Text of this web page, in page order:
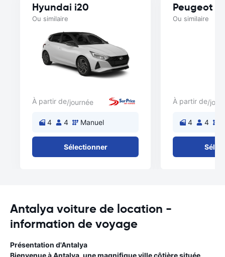
Hyundai i20
Ou similaire
À partir de/journée
4 4 Manuel
Sélectionner
Peugeot
Ou similaire
À partir de/
4 4
Antalya voiture de location -
information de voyage
Présentation d'Antalya
Bienvenue à Antalya, une magnifique ville côtière située